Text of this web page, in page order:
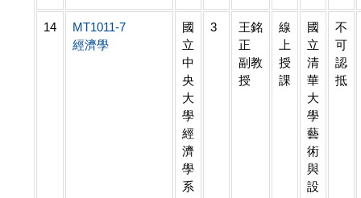
14
MT1011-7
經濟學
國
立
中
央
大
學
經
濟
學
系
3
王銘
正
副教
授
線
上
授
課
國
立
清
華
大
學
藝
術
與
設
不
可
認
抵